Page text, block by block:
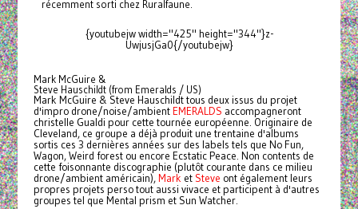
récemment sorti chez Ruralfaune.
{youtubejw width="425" height="344"}z-
UwjusjGa0{/youtubejw}
Mark McGuire &
Steve Hauschildt (from Emeralds / US)
Mark McGuire & Steve Hauschildt tous deux issus du projet
d'impro drone/noise/ambientEMERALDS accompagneront
christelle Gualdi pour cette tournée européenne. Originaire de
Cleveland, ce groupe a déjà produit une trentaine d'albums
sortis ces 3 dernières années sur des labels tels que No Fun,
Wagon, Weird forest ou encore Ecstatic Peace. Non contents de
cette foisonnante discographie (plutôt courante dans ce milieu
drone/ambient américain),Mark et Steve ont également leurs
propres projets perso tout aussi vivace et participent à d'autres
groupes tel que Mental prism et Sun Watcher.